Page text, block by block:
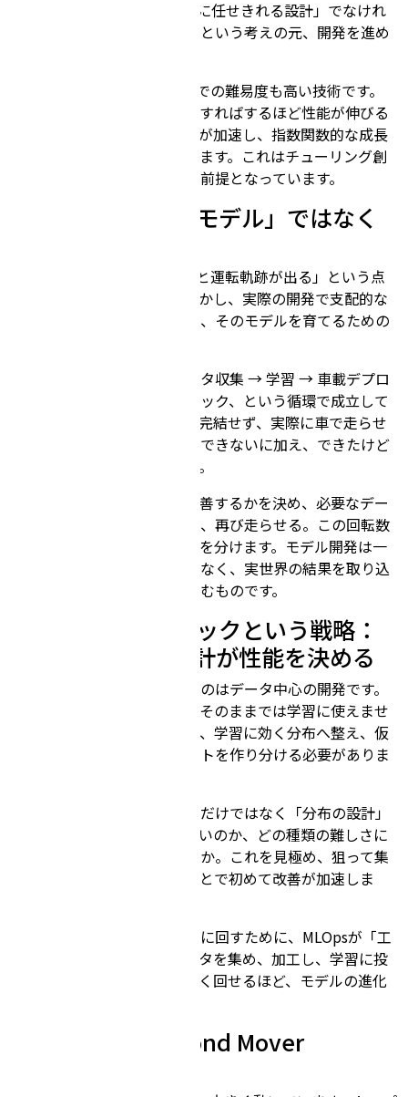
そ、最終的には「すべてをAIに任せきれる設計」でなけれ
ば完全自動運転は成立しないという考えの元、開発を進め
E2Eは初速が遅く、動かすまでの難易度も高い技術です。
一方で、データと計算を投入すればするほど性能が伸びる
フェーズに入ると、改善速度が加速し、指数関数的な成長
カーブに乗り得る構造を持ちます。これはチューリング創
業時からの一貫した技術的な前提となっています。
2. 開発の本体は「モデル」ではなく
E2Eモデルは「動画を入れると運転軌跡が出る」という点
ではシンプルに見えます。しかし、実際の開発で支配的な
のは、モデルそのものよりも、そのモデルを育てるための
チューリングの開発は、データ収集 → 学習 → 車載デプロ
イ → 実走検証 → フィードバック、という循環で成立して
います。机上の評価だけでは完結せず、実際に車で走らせ
て初めて見える差（できた／できないに加え、できたけど
良くない）が大量にあります。
この差分を見て、次に何を改善するかを決め、必要なデー
タを設計し直し、学習を回し、再び走らせる。この回転数
こそが開発速度であり、勝敗を分けます。モデル開発は一
度の正解を当てるゲームではなく、実世界の結果を取り込
んだ試行錯誤の総量で前に進むものです。
3. データセントリックという戦略：
データセットの設計が性能を決める
チューリングが重視しているのはデータ中心の開発です。
走行データは膨大で、しかもそのままでは学習に使えませ
ん。欠損や不整合を取り除き、学習に効く分布へ整え、仮
説検証に合わせてデータセットを作り分ける必要がありま
重要なのは、データの「量」だけではなく「分布の設計」
です。どの状況が足りていないのか、どの種類の難しさに
対して学習が不足しているのか。これを見極め、狙って集
め、狙って学習へ接続することで初めて改善が加速しま
このデータセット作成を高速に回すために、MLOpsが「工
場」として存在します。データを集め、加工し、学習に投
入し、結果を戻す。ここを速く回せるほど、モデルの進化
4. 業界潮流とSecond Mover